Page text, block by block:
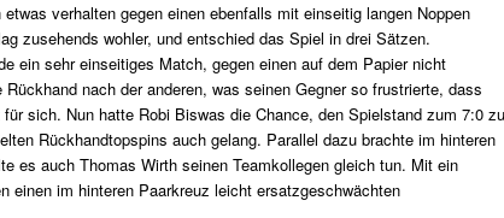
verhalten gegen einen ebenfalls mit einseitig langen Noppen
zusehends wohler, und entschied das Spiel in drei Sätzen.
ein sehr einseitiges Match, gegen einen auf dem Papier nicht
nach der anderen, was seinen Gegner so frustrierte, dass
sich. Nun hatte Robi Biswas die Chance, den Spielstand zum 7:0 zu
Rückhandtopspins auch gelang. Parallel dazu brachte im hinteren
es auch Thomas Wirth seinen Teamkollegen gleich tun. Mit ein
im hinteren Paarkreuz leicht ersatzgeschwächten